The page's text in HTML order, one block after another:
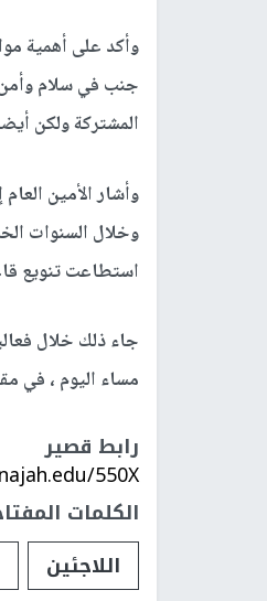
وأكد على أهمية
جنب في سلام
المشتركة ولكن
وأشار الأمين
استطاعت تنويع
جاء ذلك خلال
مساء اليوم ، في
رابط قصير
550X/
الكلمات
اللاجئين